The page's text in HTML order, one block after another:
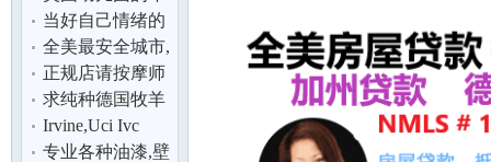
出租
龄分段
当好自己情绪的
调节师
全美最安全城市,
洛杉矶尔湾
（Irvine)新房出
正规店请按摩师
（色免、大费
50/hr)
求纯种德国牧羊
犬 黑背
Irvine,Uci Ivc
Driving school
专业各种油漆,壁